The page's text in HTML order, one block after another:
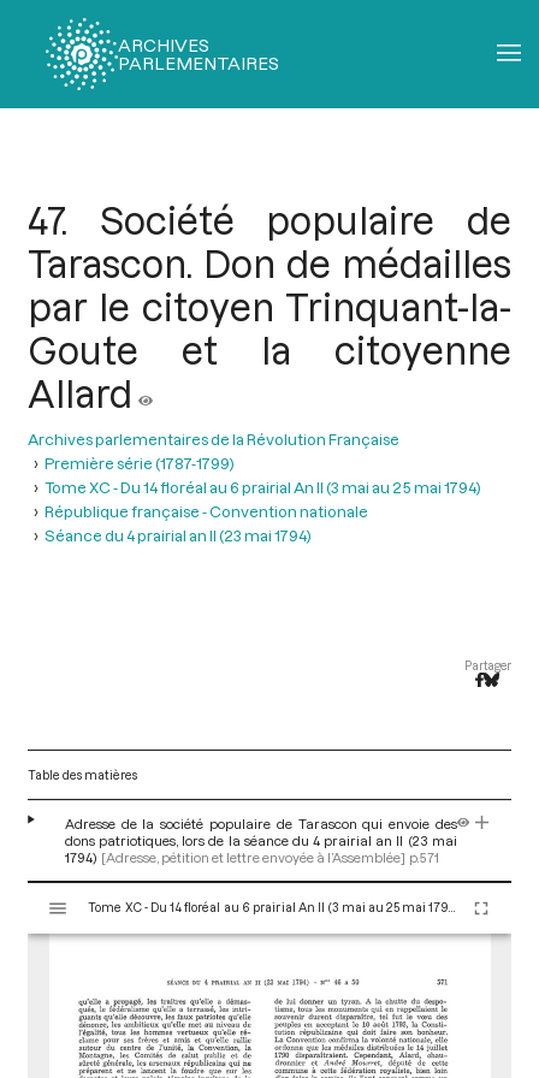
ARCHIVES
PARLEMENTAIRES
47. Société populaire de
Tarascon. Don de médailles
par le citoyen Trinquant-la-
Goute et la citoyenne
Allard
Archives parlementaires de la Révolution Française
Première série (1787-1799)
Tome XC - Du 14 floréal au 6 prairial An II (3 mai au 25 mai 1794)
République française - Convention nationale
Séance du 4 prairial an II (23 mai 1794)
Partager
Table des matières
Adresse de la société populaire de Tarascon qui envoie des
dons patriotiques, lors de la séance du 4 prairial an II (23 mai
1794) [Adresse, pétition et lettre envoyée à l’Assemblée] p.571
s